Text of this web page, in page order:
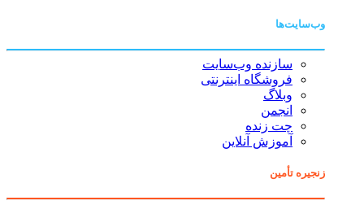
وب‌سایت‌ها
سازنده وب‌سایت
فروشگاه اینترنتی
وبلاگ
انجمن
چت زنده
آموزش آنلاین
زنجیره تأمین